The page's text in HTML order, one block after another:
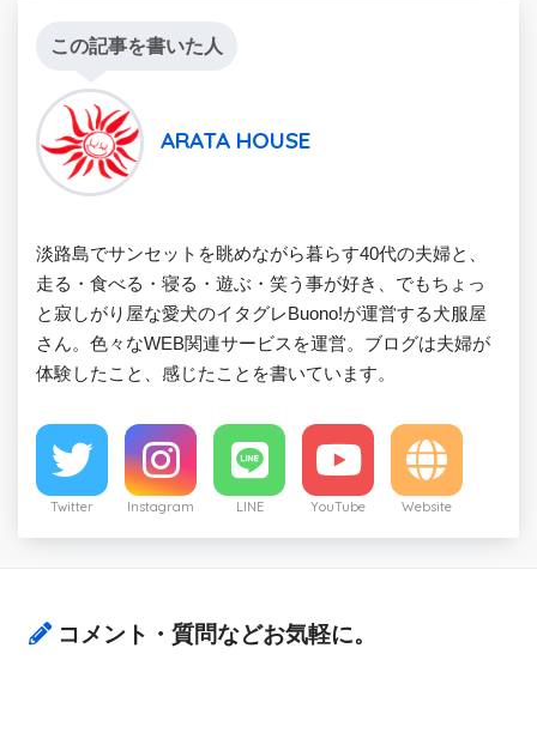
この記事を書いた人
ARATA HOUSE
淡路島でサンセットを眺めながら暮らす40代の夫婦と、
走る・食べる・寝る・遊ぶ・笑う事が好き、でもちょっ
と寂しがり屋な愛犬のイタグレBuono!が運営する犬服屋
さん。色々なWEB関連サービスを運営。ブログは夫婦が
体験したこと、感じたことを書いています。
Twitter Instagram LINE YouTube Website
コメント・質問などお気軽に。